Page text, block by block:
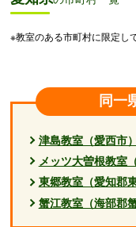
※教室のある市町村に限定し
同一
津島教室（愛西市）
メッツ大曽根教室
東郷教室（愛知郡
蟹江教室（海部郡